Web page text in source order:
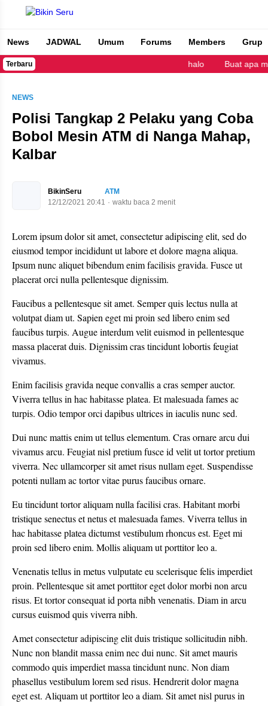
Bikin Seru
News JADWAL Umum Forums Members Grup
Terbaru halo Buat apa
NEWS
Polisi Tangkap 2 Pelaku yang Coba
Bobol Mesin ATM di Nanga Mahap,
Kalbar
BikinSeru
ATM
12/12/2021 20:41
waktu baca 2 menit
Lorem ipsum dolor sit amet, consectetur adipiscing elit, sed do
eiusmod tempor incididunt ut labore et dolore magna aliqua.
Ipsum nunc aliquet bibendum enim facilisis gravida. Fusce ut
placerat orci nulla pellentesque dignissim.
Faucibus a pellentesque sit amet. Semper quis lectus nulla at
volutpat diam ut. Sapien eget mi proin sed libero enim sed
faucibus turpis. Augue interdum velit euismod in pellentesque
massa placerat duis. Dignissim cras tincidunt lobortis feugiat
vivamus.
Enim facilisis gravida neque convallis a cras semper auctor.
Viverra tellus in hac habitasse platea. Et malesuada fames ac
turpis. Odio tempor orci dapibus ultrices in iaculis nunc sed.
Dui nunc mattis enim ut tellus elementum. Cras ornare arcu dui
vivamus arcu. Feugiat nisl pretium fusce id velit ut tortor pretium
viverra. Nec ullamcorper sit amet risus nullam eget. Suspendisse
potenti nullam ac tortor vitae purus faucibus ornare.
Eu tincidunt tortor aliquam nulla facilisi cras. Habitant morbi
tristique senectus et netus et malesuada fames. Viverra tellus in
hac habitasse platea dictumst vestibulum rhoncus est. Eget mi
proin sed libero enim. Mollis aliquam ut porttitor leo a.
Venenatis tellus in metus vulputate eu scelerisque felis imperdiet
proin. Pellentesque sit amet porttitor eget dolor morbi non arcu
risus. Et tortor consequat id porta nibh venenatis. Diam in arcu
cursus euismod quis viverra nibh.
Amet consectetur adipiscing elit duis tristique sollicitudin nibh.
Nunc non blandit massa enim nec dui nunc. Sit amet mauris
commodo quis imperdiet massa tincidunt nunc. Non diam
phasellus vestibulum lorem sed risus. Hendrerit dolor magna
eget est. Aliquam ut porttitor leo a diam. Sit amet nisl purus in